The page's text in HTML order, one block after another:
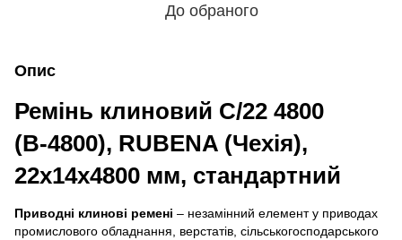
До обраного
Опис
Ремінь клиновий C/22 4800
(В-4800), RUBENA (Чехія),
22х14х4800 мм, стандартний
Приводні клинові ремені – незамінний елемент у приводах
промислового обладнання, верстатів, сільськогосподарського